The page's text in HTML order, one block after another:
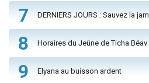
7 DERNIERS JOURS : Sauvez la
8 Horaires du Jeûne de Ticha Béav
9 Elyana au buisson ardent